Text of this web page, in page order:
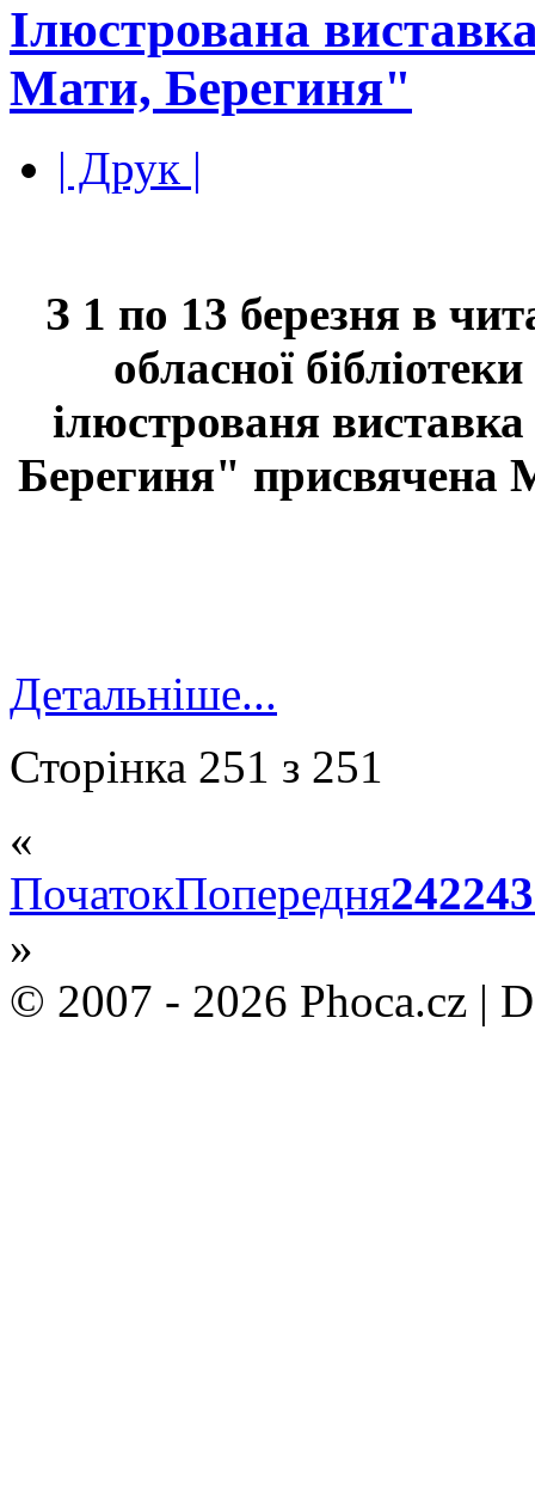
Ілюстрована
Мати, Берегиня"
| Друк |
З 1 по 13 березня в
обласної
ілюстрованя
Берегиня" присвячена
Детальніше...
Сторінка 251 з 251
«
ПочатокПопередня242243
»
© 2007 - 2026 Phoca.cz |